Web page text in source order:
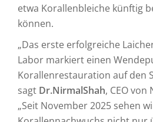
etwa Korallenbleiche künftig
können.
„Das erste erfolgreiche
Labor markiert einen
Korallenrestauration auf den
sagt Dr.NirmalShah, CEO von
„Seit November 2025 sehen